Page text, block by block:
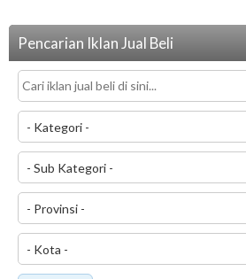
Pencarian Iklan Jual Beli